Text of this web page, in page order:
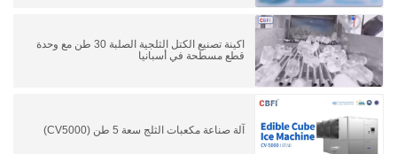
اكينة تصنيع الكتل الثلجية الصلبة 30 طن مع وحدة
قطع مسطحة في أسبانيا
آلة صناعة مكعبات الثلج سعة 5 طن (CV5000)